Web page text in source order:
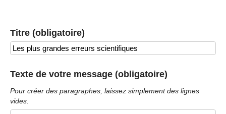
Titre (obligatoire)
Texte de votre message (obligatoire)
Pour créer des paragraphes, laissez simplement des lignes
vides.